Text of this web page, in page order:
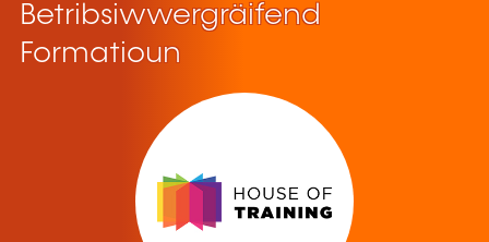
Betribsiwwergräifend
Formatioun